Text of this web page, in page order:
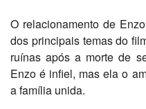
O relacionamento de
dos principais temas do
ruínas após a morte de
Enzo é infiel, mas ela o
a família unida.